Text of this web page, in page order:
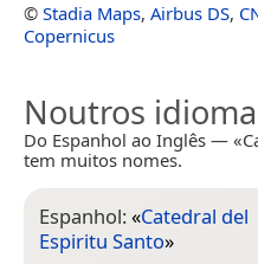
© Stadia Maps, Airbus DS,
Copernicus
Noutros
Do Espanhol ao Inglês —
tem muitos nomes.
Espanhol:«Catedral del
Espiritu Santo»